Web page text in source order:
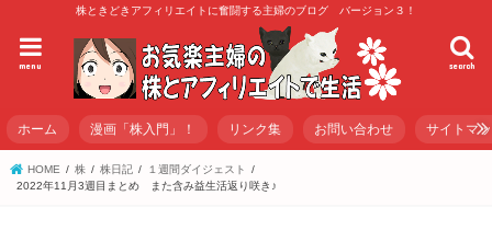
株ときどきアフィリエイトに奮闘する主婦のブログ バージョン３！
search
menu
ホーム 漫画「株入門」！ リンク集 お問い合わせ サイトマ
HOME 株 株日記
１週間ダイジェスト
2022年11月3週目まとめ また含み益生活返り咲き♪